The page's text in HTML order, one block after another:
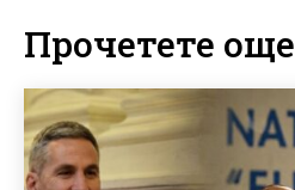
Прочетете още